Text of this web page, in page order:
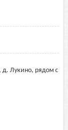
д. Лукино, рядом с